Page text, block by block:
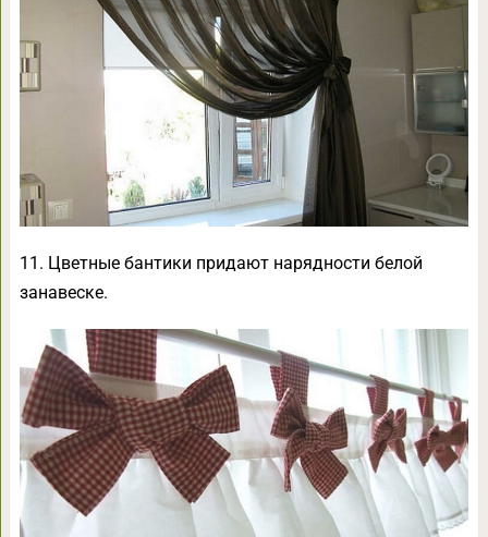
11. Цветные бантики придают нарядности белой
занавеске.